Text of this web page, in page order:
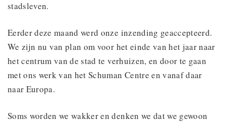
stadsleven.
Eerder deze maand werd onze inzending geaccepteerd.
We zijn nu van plan om voor het einde van het jaar naar
het centrum van de stad te verhuizen, en door te gaan
met ons werk van het Schuman Centre en vanaf daar
naar Europa.
Soms worden we wakker en denken we dat we gewoon